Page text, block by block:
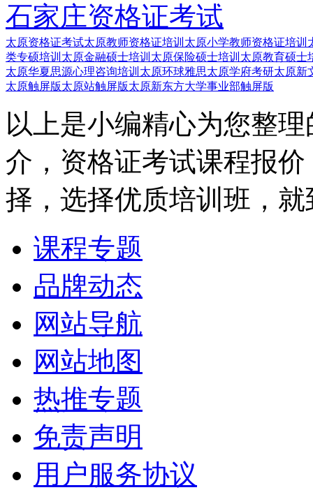
石家庄资格证考试
太原资格证考试太原教师资格证培训 太原小学教师资格证培训
类专硕培训 太原金融硕士培训 太原保险硕士培训 太原教育硕士
太原华夏思源心理咨询培训 太原环球雅思太原学府考研太原新
太原触屏版太原站触屏版太原新东方大学事业部触屏版
以上是小编精心为您整
介，资格证考试课程报
择，选择优质培训班，
课程专题
品牌动态
网站导航
网站地图
热推专题
免责声明
用户服务协议